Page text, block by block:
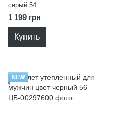
серый 54
1 199 грн
Купить
NEW